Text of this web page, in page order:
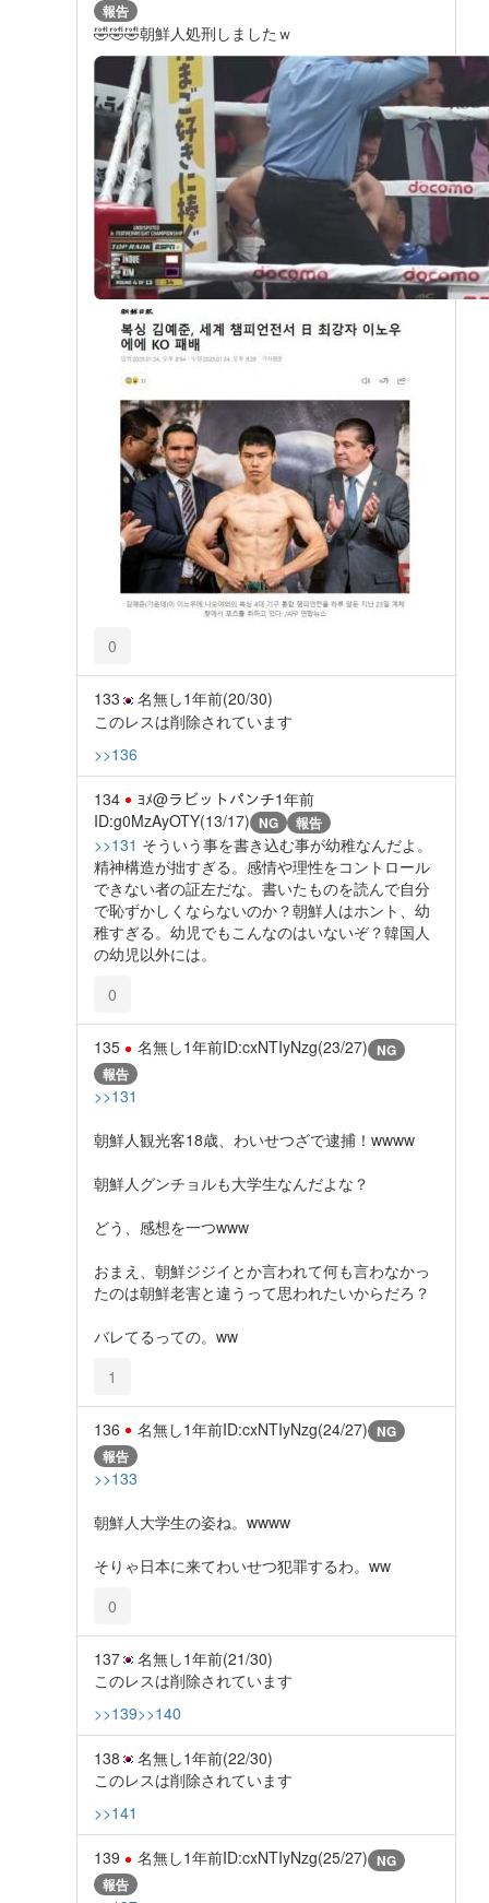
報告
🤣🤣🤣朝鮮人処刑しましたｗ
0
133 名無し1年前(20/30)
このレスは削除されています
>>136
134 ﾖﾒ@ラビットパンチ1年前
ID:g0MzAyOTY(13/17) NG 報告
>>131 そういう事を書き込む事が幼稚なんだよ。
精神構造が拙すぎる。感情や理性をコントロール
できない者の証左だな。書いたものを読んで自分
で恥ずかしくならないのか？朝鮮人はホント、幼
稚すぎる。幼児でもこんなのはいないぞ？韓国人
の幼児以外には。
0
135 名無し1年前ID:cxNTIyNzg(23/27) NG
報告
>>131
朝鮮人観光客18歳、わいせつざで逮捕！wwww
朝鮮人グンチョルも大学生なんだよな？
どう、感想を一つwww
おまえ、朝鮮ジジイとか言われて何も言わなかっ
たのは朝鮮老害と違うって思われたいからだろ？
バレてるっての。ww
1
136 名無し1年前ID:cxNTIyNzg(24/27) NG
報告
>>133
朝鮮人大学生の姿ね。wwww
そりゃ日本に来てわいせつ犯罪するわ。ww
0
137 名無し1年前(21/30)
このレスは削除されています
>>139>>140
138 名無し1年前(22/30)
このレスは削除されています
>>141
139 名無し1年前ID:cxNTIyNzg(25/27) NG
報告